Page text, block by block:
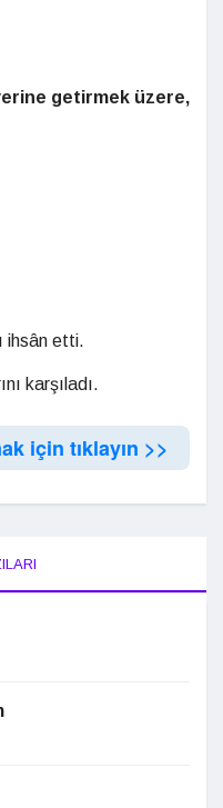
getirmek üzere,
ihsân etti.
karşıladı.
için tıklayın >>